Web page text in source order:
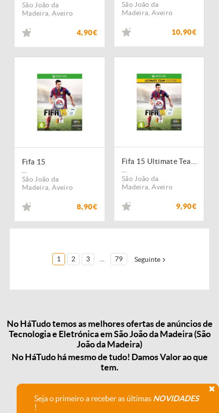
São João da
Madeira ,Aveiro
4,90€
São João da
Madeira ,Aveiro
10,90€
Fifa 15
São João da
Madeira ,Aveiro
8,90€
São João da
Madeira ,Aveiro
9,90€
1 2 3 79 Seguinte
No HáTudo temos as melhores ofertas de anúncios de
Tecnologia e Eletrónica em São João da Madeira (São
João da Madeira)
No HáTudo há mesmo de tudo! Damos Valor ao que
tem.
Seja o primeiro a receber as últimas NOVIDADES
!